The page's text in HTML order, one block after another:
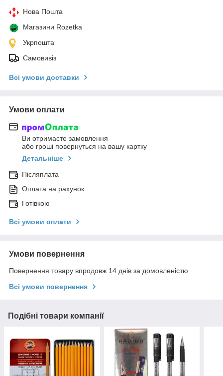
Нова Пошта
Магазини Rozetka
Укрпошта
Самовивіз
Всі умови доставки
Умови оплати
Ви отримаєте замовлення
або гроші повернуться на вашу картку
Детальніше
Післяплата
Оплата на рахунок
Готівкою
Всі умови оплати
Умови повернення
Повернення товару впродовж 14 днів за домовленістю
Всі умови повернення
Подібні товари компанії